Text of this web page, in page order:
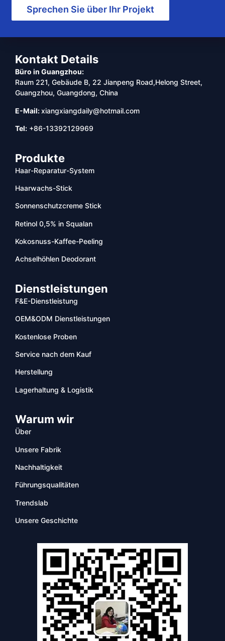
Sprechen Sie über Ihr Projekt
Kontakt Details
Büro in Guangzhou:
Raum 221, Gebäude B, 22 Jianpeng Road,Helong Street,
Guangzhou, Guangdong, China
E-Mail:xiangxiangdaily@hotmail.com
Tel: +86-13392129969
Produkte
Haar-Reparatur-System
Haarwachs-Stick
Sonnenschutzcreme Stick
Retinol 0,5% in Squalan
Kokosnuss-Kaffee-Peeling
Achselhöhlen Deodorant
Dienstleistungen
F&E-Dienstleistung
OEM&ODM Dienstleistungen
Kostenlose Proben
Service nach dem Kauf
Herstellung
Lagerhaltung & Logistik
Warum wir
Über
Unsere Fabrik
Nachhaltigkeit
Führungsqualitäten
Trendslab
Unsere Geschichte